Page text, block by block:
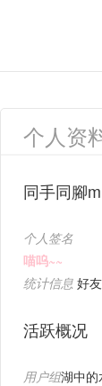
个人资
同手同腳m
个人签名
喵呜~~
统计信息 好
活跃概况
用户组湖中的